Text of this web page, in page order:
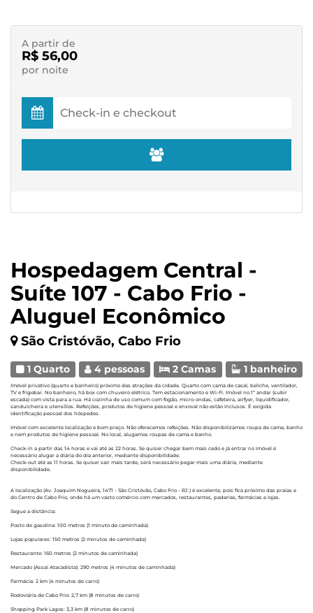
Hospedagem Central -
Suíte 107 - Cabo Frio -
Aluguel Econômico
São Cristóvão, Cabo Frio
1 Quarto 4 pessoas 2 Camas 1 banheiro
Imóvel privativo (quarto e banheiro) próximo das atrações da cidade. Quarto com cama de casal, beliche, ventilador,
TV e frigobar. No banheiro, há box com chuveiro elétrico. Tem estacionamento e Wi-Fi. Imóvel no 1º andar (subir
escada) com vista para a rua. Há cozinha de uso comum com fogão, micro-ondas, cafeteira, airfyer, liquidificador,
sanduicheira e utensílios. Refeições, produtos de higiene pessoal e enxoval não estão inclusos. É exigida
identificação pessoal dos hóspedes.
Imóvel com excelente localização e bom preço. Não oferecemos refeições. Não disponibilizamos roupa de cama, banho
e nem produtos de higiene pessoal. No local, alugamos roupas de cama e banho.
Check-in a partir das 14 horas e vai até as 22 horas. Se quiser chegar bem mais cedo e já entrar no imóvel é
necessário alugar a diária do dia anterior, mediante disponibilidade.
Check-out até as 11 horas. Se quiser sair mais tarde, será necessário pegar mais uma diária, mediante
disponibilidade.
A localização (Av. Joaquim Nogueira, 1471 - São Cristóvão, Cabo Frio - RJ.) é excelente, pois fica próximo das praias e
do Centro de Cabo Frio, onde há um vasto comércio com mercados, restaurantes, padarias, farmácias e lojas.
Segue a distância:
Posto de gasolina: 100 metros (1 minuto de caminhada)
Lojas populares: 150 metros (2 minutos de caminhada)
Restaurante: 160 metros (2 minutos de caminhada)
Mercado (Assaí Atacadista): 290 metros (4 minutos de caminhada)
Farmácia: 2 km (4 minutos de carro)
Rodoviária de Cabo Frio: 2,7 km (8 minutos de carro)
Shopping Park Lagos: 3,3 km (8 minutos de carro)
A partir de
R$ 56,00
por noite